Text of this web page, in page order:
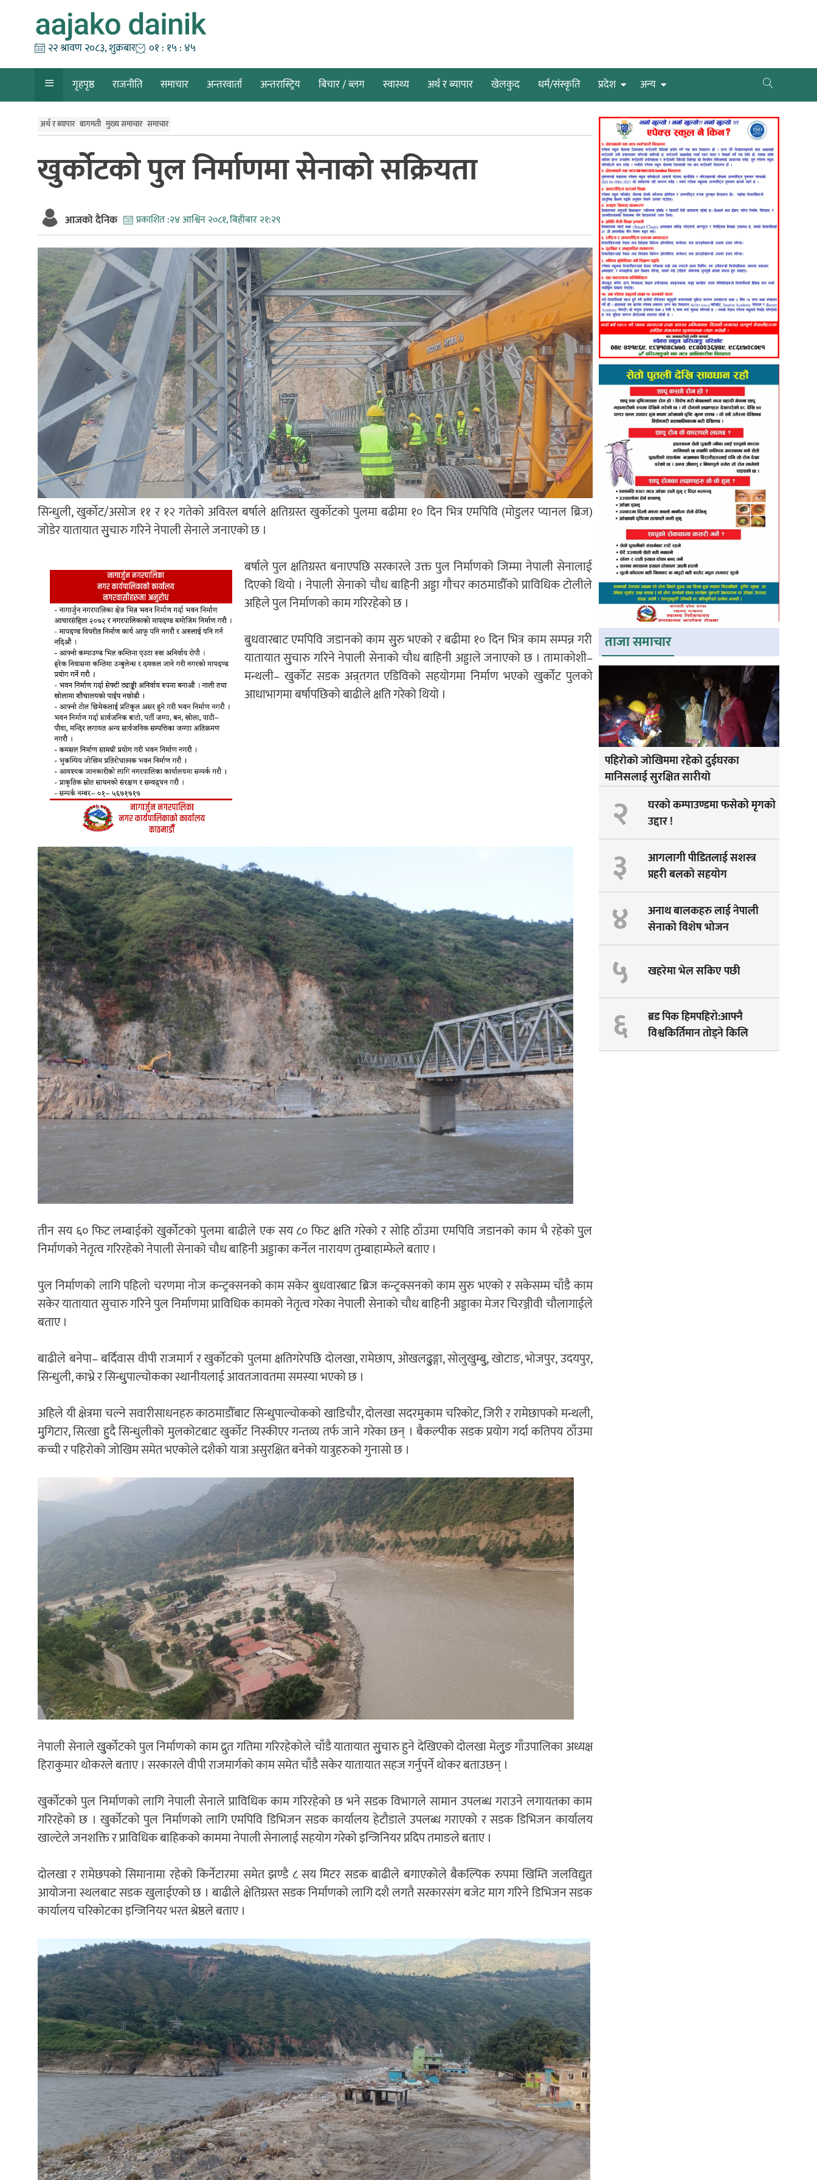
२२ श्रावण २०८३, शुक्रबार ०१ : १५ : ४६
गृहपृष्ठ राजनीति समाचार अन्तरवार्ता अन्तरास्ट्रिय बिचार / ब्लग स्वास्थ्य अर्थ र ब्यापार खेलकुद धर्म/संस्कृति प्रदेश अन्य
अर्थ र ब्यापार बागमती मुख्य समाचार समाचार
खुर्कोटको पुल निर्माणमा सेनाको सक्रियता
आजको दैनिक प्रकाशित :२४ आश्विन २०८१, बिहीबार २१:२९
सिन्धुली, खुर्कोट/असोज ११ र १२ गतेको अविरल बर्षाले क्षतिग्रस्त खुर्कोटको पुलमा बढीमा १० दिन भित्र एमपिवि (मोडुलर प्यानल ब्रिज)
जोडेर यातायात सुुचारु गरिने नेपाली सेनाले जनाएको छ ।
बर्षाले पुल क्षतिग्रस्त बनाएपछि सरकारले उक्त पुल निर्माणको जिम्मा नेपाली सेनालाई
दिएको थियो । नेपाली सेनाको चौध बाहिनी अड्डा गौचर काठमाडौँको प्राविधिक टोलीले
अहिले पुल निर्माणको काम गरिरहेको छ ।
बुुधवारबाट एमपिवि जडानको काम सुुरु भएको र बढीमा १० दिन भित्र काम सम्पन्न गरी
यातायात सुुचारु गरिने नेपाली सेनाको चौध बाहिनी अड्डाले जनाएको छ । तामाकोशी–
मन्थली– खुर्कोट सडक अन्र्तगत एडिविको सहयोगमा निर्माण भएको खुर्कोट पुलको
आधाभागमा बर्षापछिको बाढीले क्षति गरेको थियो ।
तीन सय ६० फिट लम्बाईको खुर्कोटको पुलमा बाढीले एक सय ८० फिट क्षति गरेको र सोहि ठाँउमा एमपिवि जडानको काम भै रहेको पुुल
निर्माणको नेतृत्व गरिरहेको नेपाली सेनाको चौध बाहिनी अड्डाका कर्नेल नारायण तुम्बाहाम्फेले बताए ।
पुल निर्माणको लागि पहिलो चरणमा नोज कन्ट्रक्सनको काम सकेर बुधवारबाट ब्रिज कन्ट्रक्सनको काम सुरु भएको र सकेसम्म चाँडै काम
सकेर यातायात सुचारु गरिने पुल निर्माणमा प्राविधिक कामको नेतृत्व गरेका नेपाली सेनाको चौध बाहिनी अड्डाका मेजर चिरञ्जीवी चौलागाईले
बताए ।
बाढीले बनेपा– बर्दिवास वीपी राजमार्ग र खुर्कोटको पुलमा क्षतिगरेपछि दोलखा, रामेछाप, ओखलढुुङ्गा, सोलुखुम्बुु, खोटाङ, भोजपुर, उदयपुर,
सिन्धुली, काभ्रे र सिन्धुुपाल्चोकका स्थानीयलाई आवतजावतमा समस्या भएको छ ।
अहिले यी क्षेत्रमा चल्ने सवारीसाधनहरु काठमाडौँबाट सिन्धुपाल्चोकको खाडिचौर, दोलखा सदरमुकाम चरिकोट, जिरी र रामेछापको मन्थली,
मुुगिटार, सित्खा हुुदै सिन्धुलीको मुलकोटबाट खुर्कोट निस्कीएर गन्तव्य तर्फ जाने गरेका छन् । बैकल्पीक सडक प्रयोग गर्दा कतिपय ठाँउमा
कच्ची र पहिरोको जोखिम समेत भएकोले दशैको यात्रा असुरक्षित बनेको यात्रुहरुको गुनासो छ ।
नेपाली सेनाले खुुर्कोटको पुल निर्माणको काम द्रुत गतिमा गरिरहेकोले चाँडै यातायात सुुचारु हुने देखिएको दोलखा मेलुुङ गाँउपालिका अध्यक्ष
हिराकुमार थोकरले बताए । सरकारले वीपी राजमार्गको काम समेत चाँडै सकेर यातायात सहज गर्नुपर्ने थोकर बताउछन् ।
खुर्कोटको पुल निर्माणको लागि नेपाली सेनाले प्राविधिक काम गरिरहेको छ भने सडक विभागले सामान उपलब्ध गराउने लगायतका काम
गरिरहेको छ । खुर्कोटको पुल निर्माणको लागि एमपिवि डिभिजन सडक कार्यालय हेटौडाले उपलब्ध गराएको र सडक डिभिजन कार्यालय
खाल्टेले जनशक्ति र प्राविधिक बाहिकको काममा नेपाली सेनालाई सहयोग गरेको इन्जिनियर प्रदिप तमाङले बताए ।
दोलखा र रामेछपको सिमानामा रहेको किर्नेटारमा समेत झण्डै ८ सय मिटर सडक बाढीले बगाएकोले बैकल्पिक रुपमा खिम्ति जलविद्युत
आयोजना स्थलबाट सडक खुलाईएको छ । बाढीले क्षेतिग्रस्त सडक निर्माणको लागि दशै लगतै सरकारसंग बजेट माग गरिने डिभिजन सडक
कार्यालय चरिकोटका इन्जिनियर भरत श्रेष्ठले बताए ।
ताजा समाचार
पहिराेकाे जाेखिममा रहेकाे दुईघरका
मानिसलाई सुरक्षित सारीयाे
२
घरको कम्पाउण्डमा फसेको मृगको
उद्दार !
३
आगलागी पीडितलाई सशस्त्र
प्रहरी बलको सहयोग
४
अनाथ बालकहरु लाई नेपाली
सेनाको विशेष भोजन
५ खहरेमा भेल सकिए पछी
६
ब्रड पिक हिमपहिरो:आफ्नै
विश्वकिर्तिमान तोड्ने किलि
पेम्बाको सपना अधुरै !